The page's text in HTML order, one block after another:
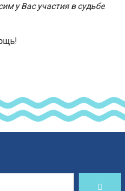
у Вас участия в судьбе